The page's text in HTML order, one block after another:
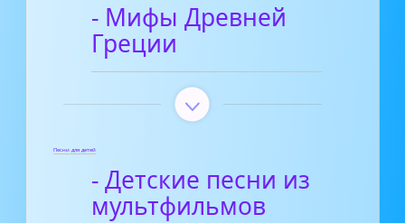
- Мифы Древней
Греции
Песни для детей
- Детские песни из
мультфильмов